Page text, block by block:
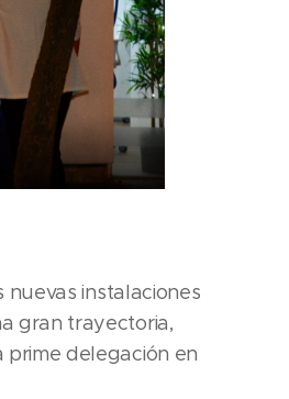
nuevas instalaciones
gran trayectoria,
prime delegación en